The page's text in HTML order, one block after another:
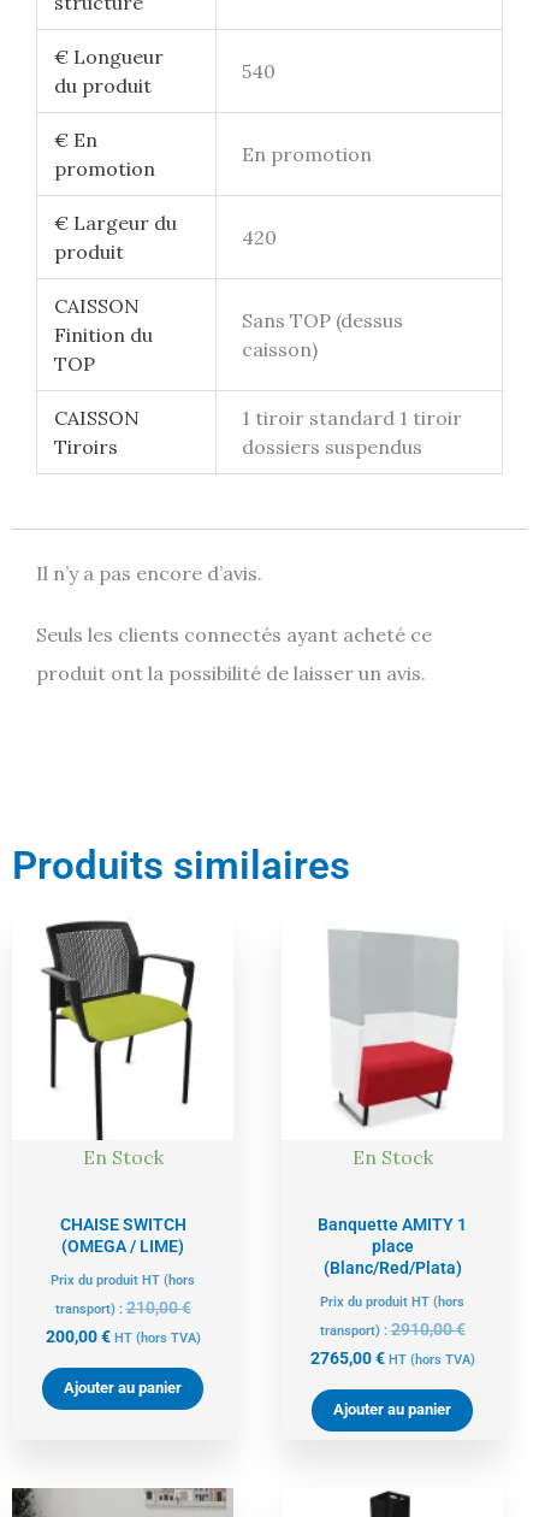
€ Longueur
du produit
540
€ En
promotion
En promotion
€ Largeur du
produit
420
CAISSON
Finition du
TOP
Sans TOP (dessus
caisson)
CAISSON
Tiroirs
1 tiroir standard 1 tiroir
dossiers suspendus
Il n’y a pas encore d’avis.
Seuls les clients connectés ayant acheté ce
produit ont la possibilité de laisser un avis.
Produits similaires
5%
En Stock
CHAISE SWITCH
(OMEGA / LIME)
Prix du produit HT (hors
transport) :210,00€
prix
initial
était :
210,00 €.
200,00€
Le
prix
actuel
200,00 €.
HT (hors TVA)
Ajouter au panier
En Stock
Banquette AMITY 1
place
(Blanc/Red/Plata)
Prix du produit HT (hors
transport) :2910,00€
2765,00€
Le
est :
2765,00 €.
HT (hors TVA)
Ajouter au panier
Le
Le